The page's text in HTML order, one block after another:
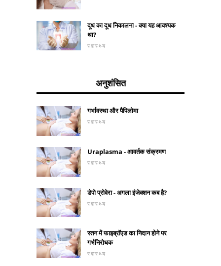
दूध का दूध निकालना - क्या यह आवश्यक
था?
स्वास्थ्य
अनुशंसित
गर्भावस्था और पैपिलोमा
स्वास्थ्य
Uraplasma - आवर्तक संक्रमण
स्वास्थ्य
डेपो प्रोवेरा - अगला इंजेक्शन कब है?
स्वास्थ्य
स्तन में फाइब्रॉएड का निदान होने पर
गर्भनिरोधक
स्वास्थ्य